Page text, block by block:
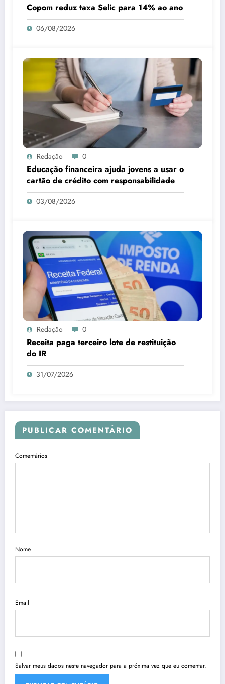
Copom reduz taxa Selic para 14% ao ano
06/08/2026
Redação 0
Educação financeira ajuda jovens a usar o
cartão de crédito com responsabilidade
03/08/2026
Redação 0
Receita paga terceiro lote de restituição
do IR
31/07/2026
PUBLICAR COMENTÁRIO
Comentários
Nome
Email
Salvar meus dados neste navegador para a próxima vez que eu comentar.